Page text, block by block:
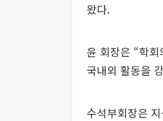
왔다.
윤 회장은 “학
국내외 활동을
수석부회장은